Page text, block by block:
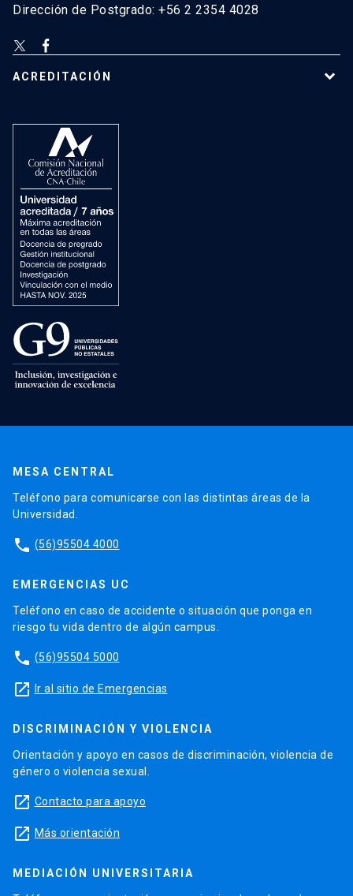
Dirección de Postgrado: +56 2 2354 4028
ACREDITACIÓN
MESA CENTRAL
Teléfono para comunicarse con las distintas áreas de la
Universidad.
phone (56)95504 4000
EMERGENCIAS UC
Teléfono en caso de accidente o situación que ponga en
riesgo tu vida dentro de algún campus.
phone (56)95504 5000
launch Ir al sitio de Emergencias
DISCRIMINACIÓN Y VIOLENCIA
Orientación y apoyo en casos de discriminación, violencia de
género o violencia sexual.
launch Contacto para apoyo
launch Más orientación
MEDIACIÓN UNIVERSITARIA